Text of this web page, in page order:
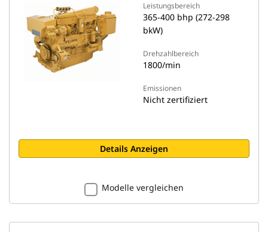
Leistungsbereich
365-400 bhp (272-298
bkW)
Drehzahlbereich
1800/min
Emissionen
Nicht zertifiziert
Details Anzeigen
Modelle vergleichen